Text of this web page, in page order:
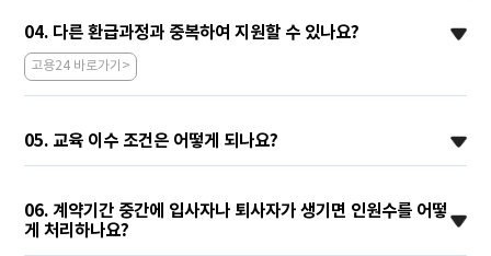
04. 다른 환급과정과 중복하여 지원할 수 있나요?
고용24 바로가기>
05. 교육 이수 조건은 어떻게 되나요?
06. 계약기간 중간에 입사자나 퇴사자가 생기면 인원수를 어떻
게 처리하나요?